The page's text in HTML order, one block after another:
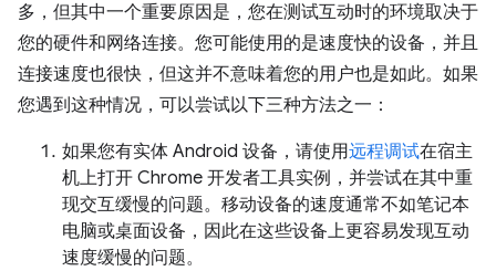
多，但其中一个重要原因是，您在测试互动时的环境取决于
您的硬件和网络连接。您可能使用的是速度快的设备，并且
连接速度也很快，但这并不意味着您的用户也是如此。如果
您遇到这种情况，可以尝试以下三种方法之一：
如果您有实体 Android 设备，请使用远程调试在宿主
机上打开 Chrome 开发者工具实例，并尝试在其中重
现交互缓慢的问题。移动设备的速度通常不如笔记本
电脑或桌面设备，因此在这些设备上更容易发现互动
速度缓慢的问题。